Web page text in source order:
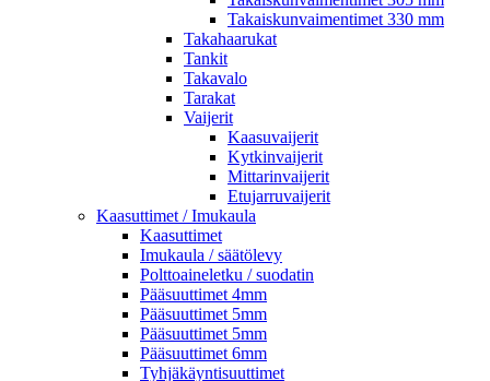
Takaiskunvaimentimet 330 mm
Takahaarukat
Tankit
Takavalo
Tarakat
Vaijerit
Kaasuvaijerit
Kytkinvaijerit
Mittarinvaijerit
Etujarruvaijerit
Kaasuttimet / Imukaula
Kaasuttimet
Imukaula / säätölevy
Polttoaineletku / suodatin
Pääsuuttimet 4mm
Pääsuuttimet 5mm
Pääsuuttimet 5mm
Pääsuuttimet 6mm
Tyhjäkäyntisuuttimet